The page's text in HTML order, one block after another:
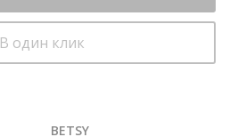
В один клик
BETSY